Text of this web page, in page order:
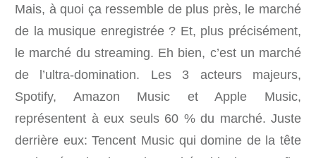
Mais, à quoi ça ressemble de plus près, le marché
de la musique enregistrée ? Et, plus précisément,
le marché du streaming. Eh bien, c’est un marché
de l’ultra-domination. Les 3 acteurs majeurs,
Spotify, Amazon Music et Apple Music,
représentent à eux seuls 60 % du marché. Juste
derrière eux: Tencent Music qui domine de la tête